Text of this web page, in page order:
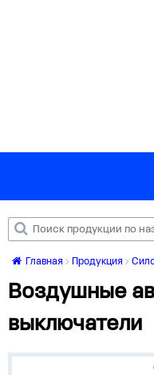
Главная Продукция
Воздушные
выключатели